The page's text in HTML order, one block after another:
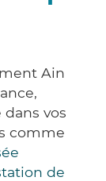
Ain
vos
comme
de